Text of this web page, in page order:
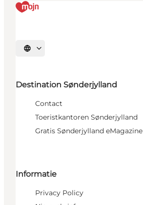
Selecteer taal
Destination Sønderjylland
Contact
Toeristkantoren Sønderjylland
Gratis Sønderjylland eMagazine
Informatie
Privacy Policy